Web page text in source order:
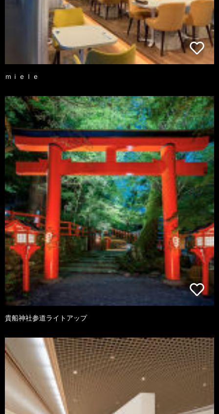
ｍｉｅｌｅ
貴船神社参道ライトアップ